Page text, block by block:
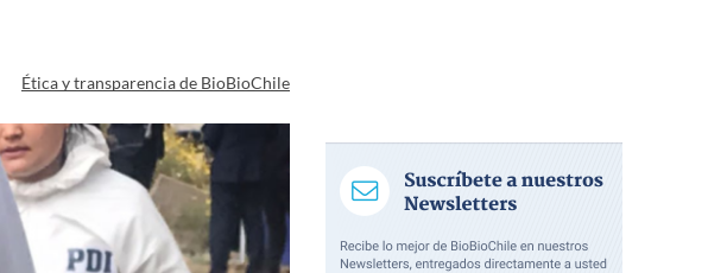
Ética y transparencia de BioBioChile